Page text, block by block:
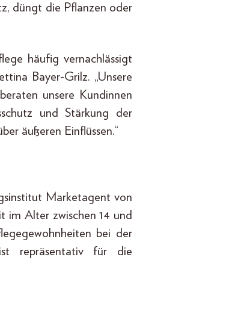
düngt die Pflanzen oder
häufig vernachlässigt
Bayer-Grilz. „Unsere
unsere Kundinnen
und Stärkung der
äußeren Einflüssen.“
Marketagent von
im Alter zwischen 14 und
bei der
repräsentativ für die